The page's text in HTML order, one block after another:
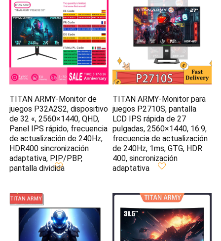
TITAN ARMY-Monitor de
juegos P32A2S2, dispositivo
de 32 «, 2560×1440, QHD,
Panel IPS rápido, frecuencia
de actualización de 240Hz,
HDR400 sincronización
adaptativa, PIP/PBP,
pantalla dividida
TITAN ARMY-Monitor para
juegos P2710S, pantalla
LCD IPS rápida de 27
pulgadas, 2560×1440, 16:9,
frecuencia de actualización
de 240Hz, 1ms, GTG, HDR
400, sincronización
adaptativa